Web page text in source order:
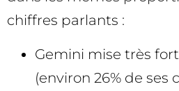
chiffres parlants :
Gemini mise très
(environ 26% de ses